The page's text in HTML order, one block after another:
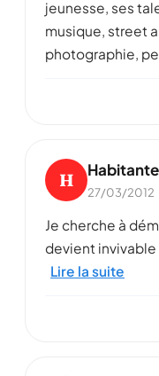
jeunesse, ses
musique, street
photographie,
H
27/03/2012
Je cherche à
devient invivable
Lire la suite